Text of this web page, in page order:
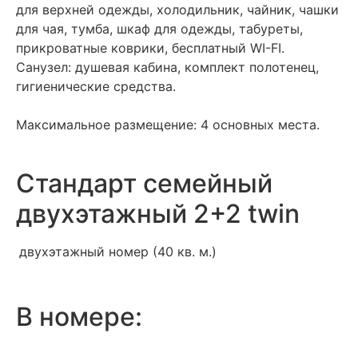
для верхней одежды, холодильник, чайник, чашки
для чая, тумба, шкаф для одежды, табуреты,
прикроватные коврики, бесплатный WI-FI.
Санузел: душевая кабина, комплект полотенец,
гигиенические средства.
Максимальное размещение: 4 основных места.
Стандарт семейный
двухэтажный 2+2 twin
двухэтажный номер (40 кв. м.)
В номере: